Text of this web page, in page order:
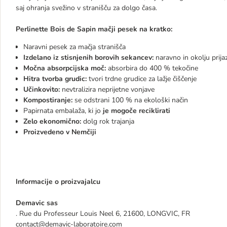
saj ohranja svežino v stranišču za dolgo časa.
Perlinette Bois de Sapin mačji pesek na kratko:
Naravni pesek za mačja stranišča
Izdelano iz stisnjenih borovih sekancev: naravno in okolju
Močna absorpcijska moč: absorbira do 400 % tekočine
Hitra tvorba grudic: tvori trdne grudice za lažje čiščenje
Učinkovito: nevtralizira neprijetne vonjave
Kompostiranje: se odstrani 100 % na ekološki način
Papirnata embalaža, ki jo je mogoče reciklirati
Zelo ekonomično: dolg rok trajanja
Proizvedeno v Nemčiji
Informacije o proizvajalcu
Demavic sas
. Rue du Professeur Louis Neel 6, 21600, LONGVIC, FR
contact@demavic-laboratoire.com